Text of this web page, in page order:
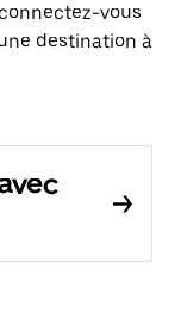
vous
destination à